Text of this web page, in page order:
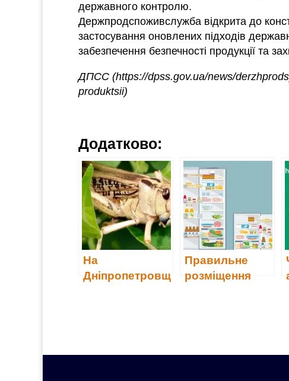
державного контролю.
Держпродспоживслужба відкрита до
застосування оновлених підходів
забезпечення безпечності продукції та
ДПСС (https://dpss.gov.ua/news/
produktsii)
Додатково:
На
Дніпропетровщ
Правильне
розміщення